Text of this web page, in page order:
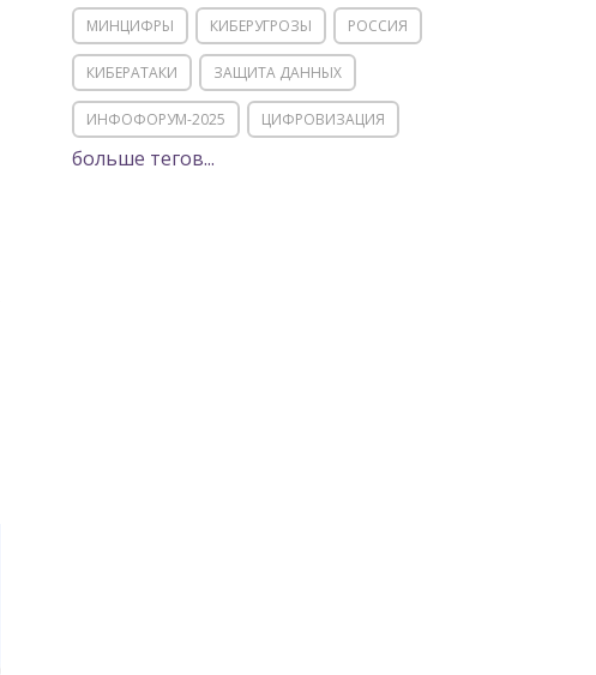
МИНЦИФРЫ КИБЕРУГРОЗЫ РОССИЯ
КИБЕРАТАКИ ЗАЩИТА ДАННЫХ
ИНФОФОРУМ-2025 ЦИФРОВИЗАЦИЯ
КИИ ИТ-ИНФРАСТРУКТУРА
больше тегов...